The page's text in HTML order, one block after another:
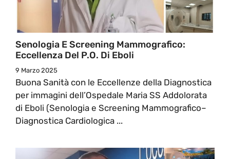
Senologia E Screening Mammografico:
Eccellenza Del P.O. Di Eboli
9 Marzo 2025
Buona Sanità con le Eccellenze della Diagnostica
per immagini dell’Ospedale Maria SS Addolorata
di Eboli (Senologia e Screening Mammografico–
Diagnostica Cardiologica ...